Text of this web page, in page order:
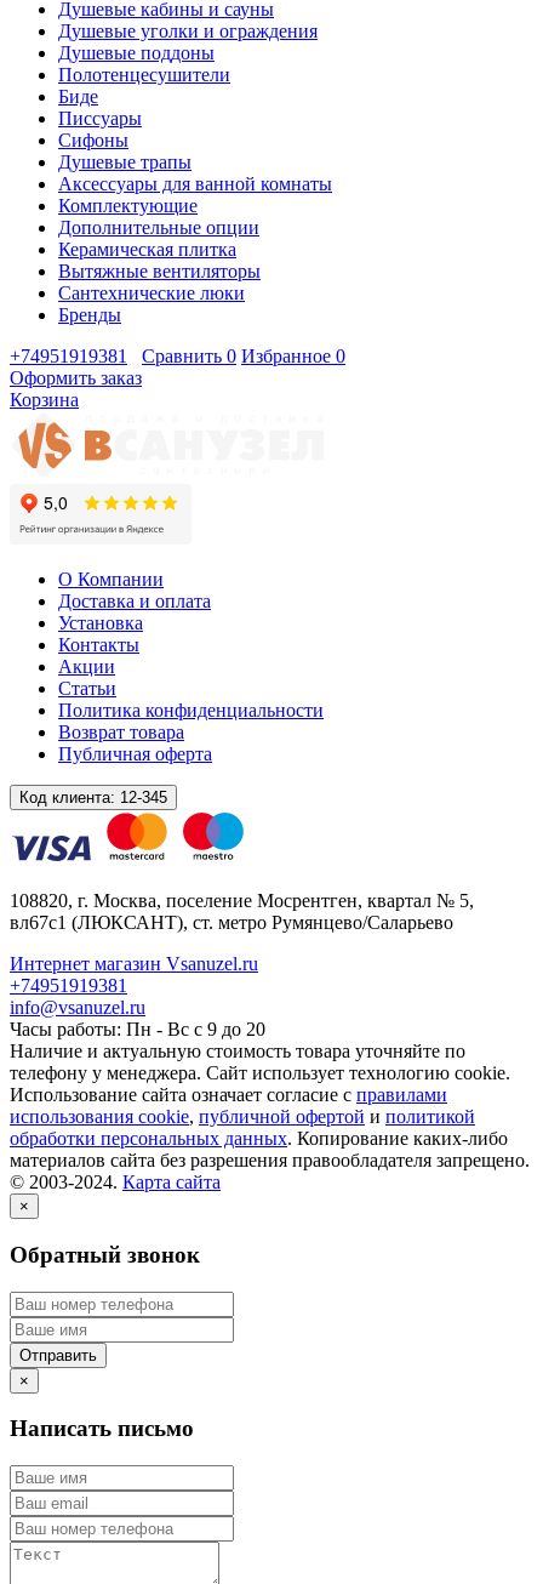
Душевые кабины и сауны
Душевые уголки и ограждения
Душевые поддоны
Полотенцесушители
Биде
Писсуары
Сифоны
Душевые трапы
Аксессуары для ванной комнаты
Комплектующие
Дополнительные опции
Керамическая плитка
Вытяжные вентиляторы
Сантехнические люки
Бренды
+74951919381
Сравнить 0 Избранное 0
Оформить заказ
Корзина
О Компании
Доставка и оплата
Установка
Контакты
Акции
Статьи
Политика конфиденциальности
Возврат товара
Публичная оферта
Код клиента: 12-345
108820, г. Москва, поселение Мосрентген, квартал № 5,
вл67с1 (ЛЮКСАНТ), ст. метро Румянцево/Саларьево
Интернет магазин Vsanuzel.ru
+74951919381
info@vsanuzel.ru
Часы работы: Пн - Вс с 9 до 20
Наличие и актуальную стоимость товара уточняйте по
телефону у менеджера. Сайт использует технологию cookie.
Использование сайта означает согласие с правилами
использования cookie, публичной офертой и политикой
обработки персональных данных. Копирование каких-либо
материалов сайта без разрешения правообладателя запрещено.
© 2003-2024. Карта сайта
×
Обратный звонок
×
Написать письмо